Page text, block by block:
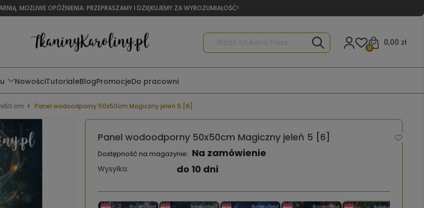
MOŻLIWE OPÓŹNIENIA. PRZEPRASZAMY I DZIĘKUJEMY ZA WYROZUMIAŁOŚĆ!
0,00 zł
0
NowościTutorialeBlogPromocjeDo pracowni
cm Panel wodoodporny 50x50cm Magiczny jeleń 5 [6]
Panel wodoodporny 50x50cm Magiczny jeleń 5 [6]
Dostępność na magazynie: Na zamówienie
Wysyłka: do 10 dni